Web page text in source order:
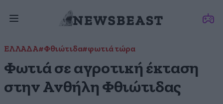
ΕΛΛΑΔΑ#Φθιώτιδα#φωτιά τώρα
Φωτιά σε αγροτική έκταση
στην Ανθήλη Φθιώτιδας